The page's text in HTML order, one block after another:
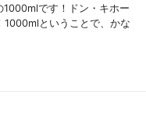
です！ドン・キホー
ということで、かな